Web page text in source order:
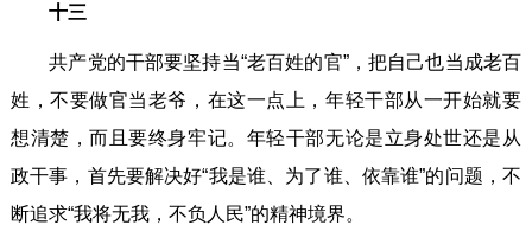
十三
共产党的干部要坚持当“老百姓的官”，把自己也当成老百
姓，不要做官当老爷，在这一点上，年轻干部从一开始就要
想清楚，而且要终身牢记。年轻干部无论是立身处世还是从
政干事，首先要解决好“我是谁、为了谁、依靠谁”的问题，不
断追求“我将无我，不负人民”的精神境界。